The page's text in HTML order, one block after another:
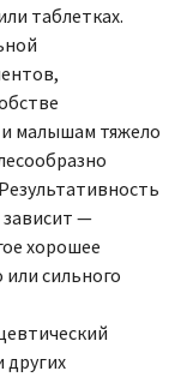
таблетках.
малышам тяжело
зависит —
хорошее
или сильного
других